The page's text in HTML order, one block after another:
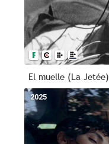
El muelle (La Jetée)
2025